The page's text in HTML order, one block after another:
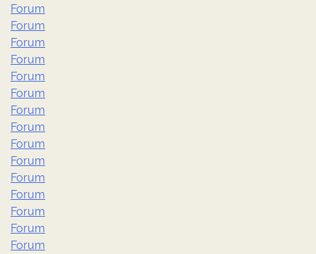
Forum
Forum
Forum
Forum
Forum
Forum
Forum
Forum
Forum
Forum
Forum
Forum
Forum
Forum
Forum